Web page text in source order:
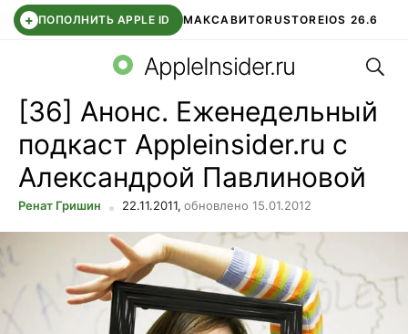
+ ПОПОЛНИТЬ APPLE ID МАКСАВИТОRUSTOREIOS 26.6
СБЕР КИДС ВТБ ОНЛАЙН ЧАТ В ROBLOX
AppleInsider.ru
[36] Анонс. Еженедельный
подкаст Appleinsider.ru с
Александрой Павлиновой
Ренат Гришин 22.11.2011, обновлено 15.01.2012